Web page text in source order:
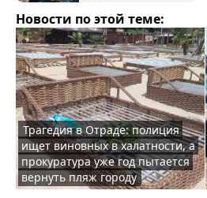
Новости по этой теме:
Трагедия в Отраде: полиция
ищет виновных в халатности, а
прокуратура уже год пытается
вернуть пляж городу